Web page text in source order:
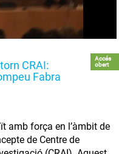
CRAI:
Fabra
Accés
obert
amb força en l’àmbit de
de Centre de